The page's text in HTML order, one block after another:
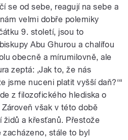
se od sebe, reagují na sebe a
velmi dobře polemiky
9. století, jsou to
Abu Ghurou a chalífou
obecně a mírumilovně, ale
zeptá: ‚Jak to, že nás
jsme nuceni platit vyšší daň?‘“
z filozofického hlediska o
však v této době
židů a křesťanů. Přestože
stále to byl